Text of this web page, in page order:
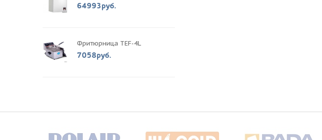
64993руб.
Фритюрница TEF-4L
7058руб.